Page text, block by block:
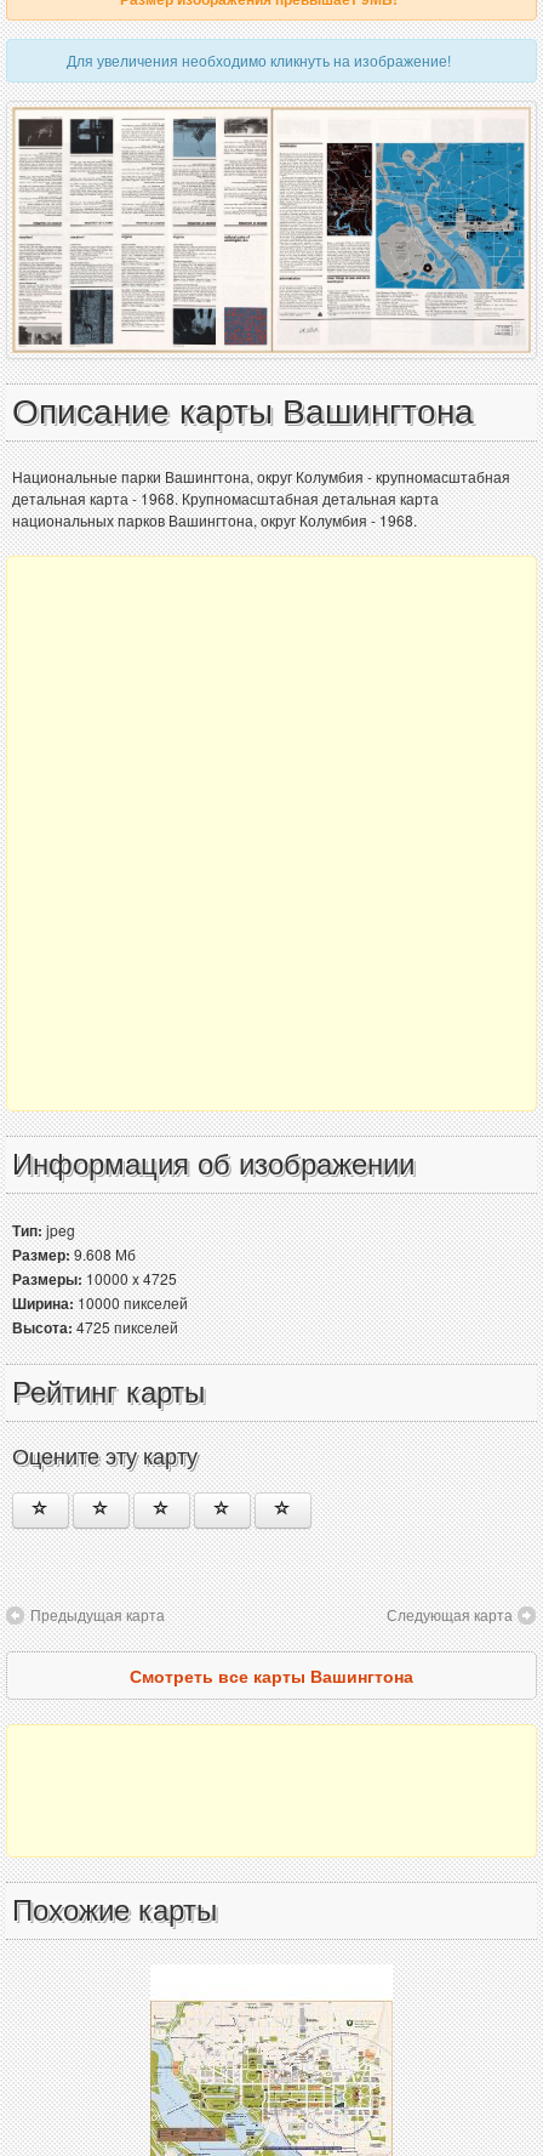
Для увеличения необходимо кликнуть на изображение!
Описание карты Вашингтона
Национальные парки Вашингтона, округ Колумбия - крупномасштабная
детальная карта - 1968. Крупномасштабная детальная карта
национальных парков Вашингтона, округ Колумбия - 1968.
Информация об изображении
Тип:jpeg
Размер:9.608 Мб
Размеры:10000 x 4725
Ширина:10000 пикселей
Высота:4725 пикселей
Рейтинг карты
Оцените эту карту
Предыдущая карта Следующая карта
Смотреть все карты Вашингтона
Похожие карты